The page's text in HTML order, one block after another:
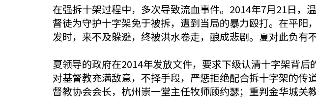
在强拆十架过程中，多次导致流血事件。2014年7月21日，
督徒为守护十字架免于被拆，遭到当局的暴力殴打。在平阳
发时，来不及躲避，终被洪水卷走，酿成悲剧。夏对此负有
夏领导的政府在2014年发放文件，要求下级认清十字架背后
对基督教充满敌意，不择手段，严惩拒绝配合拆十字架的传
督教协会会长，杭州崇一堂主任牧师顾约瑟；重判金华城关